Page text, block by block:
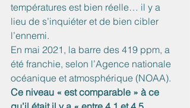
températures est bien réelle… il y a
lieu de s’inquiéter et de bien cibler
l’ennemi.
En mai 2021, la barre des 419 ppm, a
été franchie, selon l’Agence nationale
océanique et atmosphérique (NOAA).
Ce niveau « est comparable » à ce